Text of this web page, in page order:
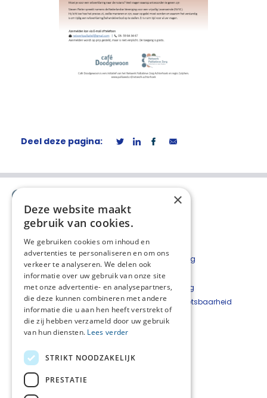
Deel deze pagina:
Contact
Bestelformulier
Nieuwsbrief
Privacyverklaring
Disclaimer
Cookieverklaring
Beveiligingskwetsbaarheid
melden
West-Achterhoek
Hetty Top
06 - 22 24 33 93
hetty@hettytop.nl
×
Deze website maakt
gebruik van cookies.
We gebruiken cookies om inhoud en
advertenties te personaliseren en om ons
verkeer te analyseren. We delen ook
informatie over uw gebruik van onze site
met onze advertentie- en analysepartners,
die deze kunnen combineren met andere
informatie die u aan hen heeft verstrekt of
die zij hebben verzameld door uw gebruik
van hun diensten. Lees verder
STRIKT NOODZAKELIJK
PRESTATIE